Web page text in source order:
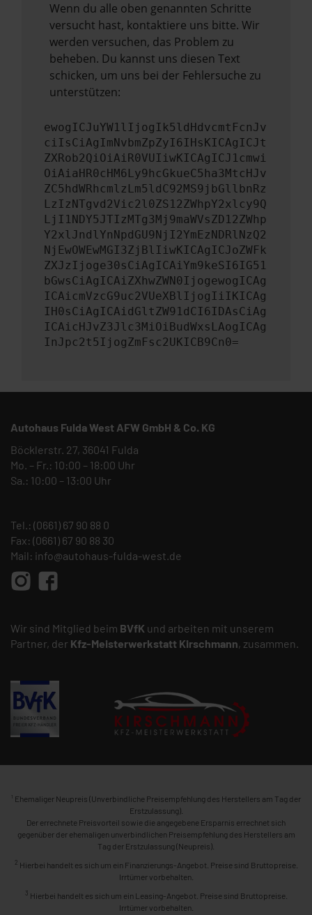
Wenn du alle oben genannten Schritte
versucht hast, kontaktiere uns bitte. Wir
werden versuchen, das Problem zu
beheben. Du kannst uns diesen Text
schicken, um uns bei der Fehlersuche zu
unterstützen:
ewogICJuYW1lIjogIk5ldHdvcmtFcnJv
ciIsCiAgImNvbmZpZyI6IHsKICAgICJt
ZXRob2QiOiAiR0VUIiwKICAgICJ1cmwi
OiAiaHR0cHM6Ly9hcGkueC5ha3MtcHJv
ZC5hdWRhcmlzLm5ldC92MS9jbGllbnRz
LzIzNTgvd2Vic2l0ZS12ZWhpY2xlcy9Q
LjI1NDY5JTIzMTg3Mj9maWVsZD12ZWhp
Y2xlJndlYnNpdGU9NjI2YmEzNDRlNzQ2
NjEwOWEwMGI3ZjBlIiwKICAgICJoZWFk
ZXJzIjoge30sCiAgICAiYm9keSI6IG51
bGwsCiAgICAiZXhwZWN0IjogewogICAg
ICAicmVzcG9uc2VUeXBlIjogIiIKICAg
IH0sCiAgICAidGltZW91dCI6IDAsCiAg
ICAicHJvZ3Jlc3MiOiBudWxsLAogICAg
InJpc2t5IjogZmFsc2UKICB9Cn0=
Autohaus Fulda West AFW GmbH & Co. KG
Böcklerstr. 27, 36041 Fulda
Mo. – Fr.: 10:00 – 18:00 Uhr
Sa.: 10:00 – 13:00 Uhr
Tel.: (0661) 67 90 88 0
Fax: (0661) 67 90 88 30
Mail: info@autohaus-fulda-west.de
Wir sind Mitglied beim BVfK und arbeiten mit unserem
Partner, der Kfz-Meisterwerkstatt Kirschmann, zusammen.
1 Ehemaliger Neupreis (Unverbindliche Preisempfehlung des Herstellers am Tag der
Erstzulassung).
Der errechnete Preisvorteil sowie die angegebene Ersparnis errechnet sich
gegenüber der ehemaligen unverbindlichen Preisempfehlung des Herstellers am
Tag der Erstzulassung (Neupreis).
2 Hierbei handelt es sich um ein Finanzierungs-Angebot. Preise sind Bruttopreise.
Irrtümer vorbehalten.
3 Hierbei handelt es sich um ein Leasing-Angebot. Preise sind Bruttopreise.
Irrtümer vorbehalten.